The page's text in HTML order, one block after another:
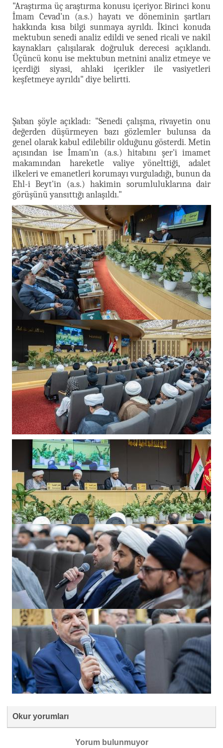
"Araştırma üç araştırma konusu içeriyor. Birinci konu
İmam Cevad'ın (a.s.) hayatı ve döneminin şartları
hakkında kısa bilgi sunmaya ayrıldı. İkinci konuda
mektubun senedi analiz edildi ve sened ricali ve nakil
kaynakları çalışılarak doğruluk derecesi açıklandı.
Üçüncü konu ise mektubun metnini analiz etmeye ve
içerdiği siyasi, ahlaki içerikler ile vasiyetleri
keşfetmeye ayrıldı" diye belirtti.
Şaban şöyle açıkladı: "Senedi çalışma, rivayetin onu
değerden düşürmeyen bazı gözlemler bulunsa da
genel olarak kabul edilebilir olduğunu gösterdi. Metin
açısından ise İmam'ın (a.s.) hitabını şer'i imamet
makamından hareketle valiye yönelttiği, adalet
ilkeleri ve emanetleri korumayı vurguladığı, bunun da
Ehl-i Beyt'in (a.s.) hakimin sorumluluklarına dair
görüşünü yansıttığı anlaşıldı."
Okur yorumları
Yorum bulunmuyor